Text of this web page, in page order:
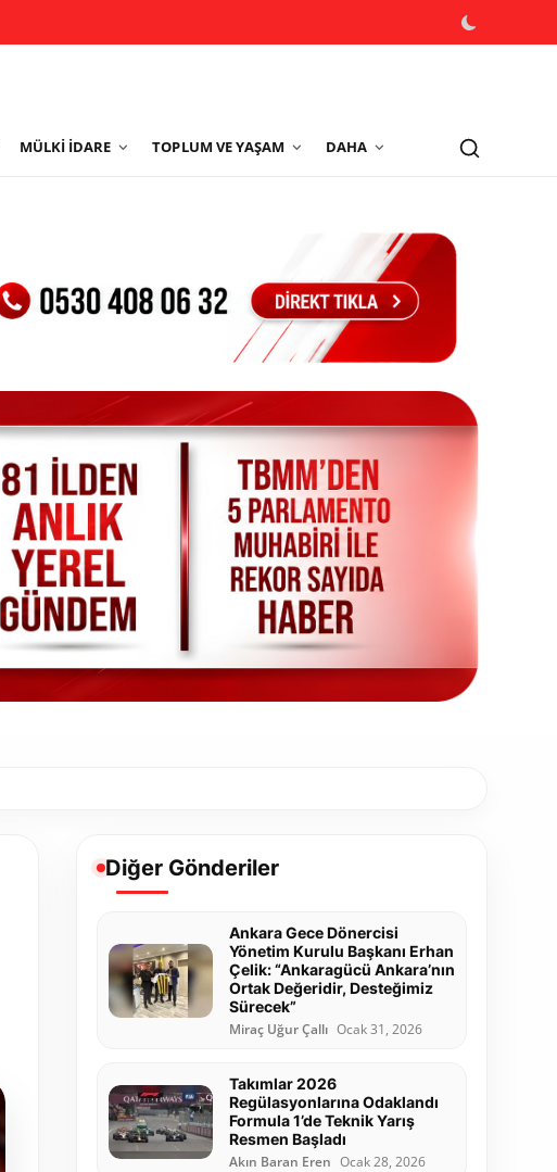
MÜLKI İDARE TOPLUM VE YAŞAM DAHA
Diğer Gönderiler
Ankara Gece Dönercisi
Yönetim Kurulu Başkanı Erhan
Çelik: “Ankaragücü Ankara’nın
Ortak Değeridir, Desteğimiz
Sürecek”
Miraç Uğur Çallı Ocak 31, 2026
Takımlar 2026
Regülasyonlarına Odaklandı
Formula 1’de Teknik Yarış
Resmen Başladı
Akın Baran Eren Ocak 28, 2026